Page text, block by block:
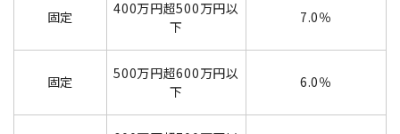
固定
400万円超500万円以
下
7.0％
固定
500万円超600万円以
下
6.0％